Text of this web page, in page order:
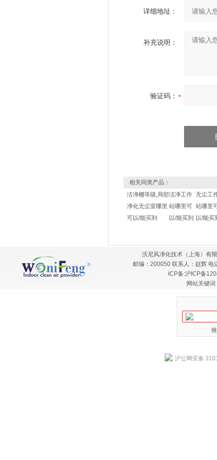
详细地址：
补充说明：
验证码：
相关同类产品：
洁净棚等级,局部
净化无尘室哪里
可以/能买到
洁净工作
站哪里可
以/能买到
无尘工
站哪里
以/能买
沃尼风净化技术（上海）有
邮编：200050 联系人：赵辉
ICP备:沪ICP备
网站关键
沪公网安备